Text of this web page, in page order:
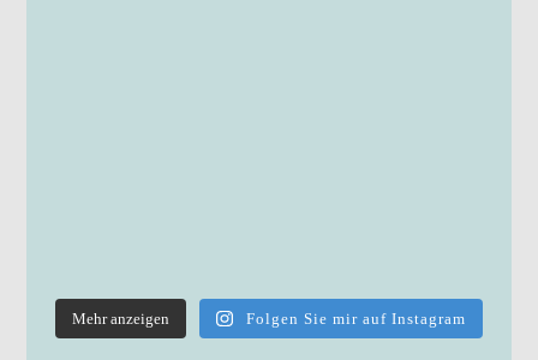
Mehr anzeigen Folgen Sie mir auf Instagram